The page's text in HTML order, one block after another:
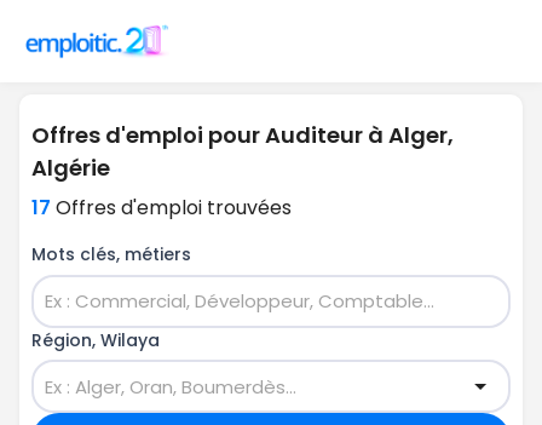
Offres d'emploi pour Auditeur à Alger,
Algérie
17 Offres d'emploi trouvées
Mots clés, métiers
Région, Wilaya